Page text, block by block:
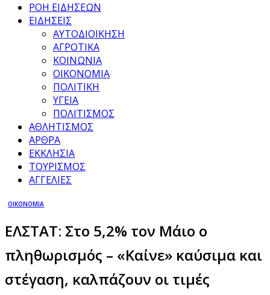
ΡΟΗ ΕΙΔΗΣΕΩΝ
ΕΙΔΗΣΕΙΣ
ΑΥΤΟΔΙΟΙΚΗΣΗ
ΑΓΡΟΤΙΚΑ
ΚΟΙΝΩΝΙΑ
ΟΙΚΟΝΟΜΙΑ
ΠΟΛΙΤΙΚΗ
ΥΓΕΙΑ
ΠΟΛΙΤΙΣΜΟΣ
ΑΘΛΗΤΙΣΜΟΣ
ΑΡΘΡΑ
ΕΚΚΛΗΣΙΑ
ΤΟΥΡΙΣΜΟΣ
ΑΓΓΕΛΙΕΣ
ΟΙΚΟΝΟΜΙΑ
ΕΛΣΤΑΤ: Στο 5,2% τον Μάιο ο
πληθωρισμός – «Καίνε» καύσιμα και
στέγαση, καλπάζουν οι τιμές